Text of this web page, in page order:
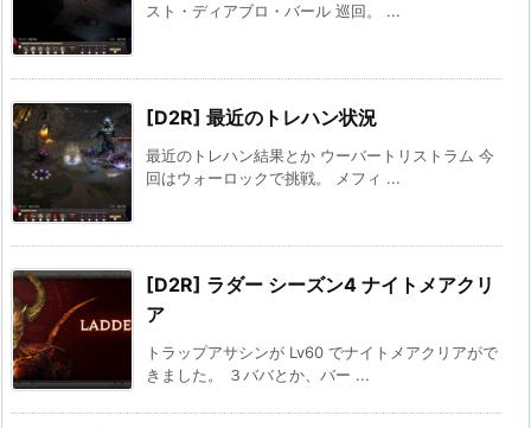
スト・ディアブロ・バール 巡回。 ...
[D2R] 最近のトレハン状況
最近のトレハン結果とか ウーバートリストラム 今
回はウォーロックで挑戦。 メフィ ...
[D2R] ラダー シーズン4 ナイトメアクリ
ア
トラップアサシンが Lv60 でナイトメアクリアがで
きました。 ３ババとか、バー ...